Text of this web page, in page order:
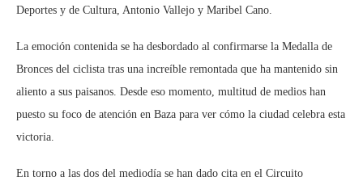
Deportes y de Cultura, Antonio Vallejo y Maribel Cano.
La emoción contenida se ha desbordado al confirmarse la Medalla de
Bronces del ciclista tras una increíble remontada que ha mantenido sin
aliento a sus paisanos. Desde eso momento, multitud de medios han
puesto su foco de atención en Baza para ver cómo la ciudad celebra esta
victoria.
En torno a las dos del mediodía se han dado cita en el Circuito